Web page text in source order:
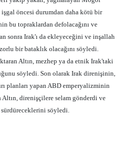
işgal öncesi durumdan daha kötü bir
bu topraklardan defolacağını ve
sonra Irak'ı da ekleyeceğini ve inşallah
bir bataklık olacağını söyledi.
Altın, mezhep ya da etnik Irak'taki
söyledi. Son olarak Irak direnişinin,
planları yapan ABD emperyalizminin
direnişçilere selam gönderdi ve
söyledi.